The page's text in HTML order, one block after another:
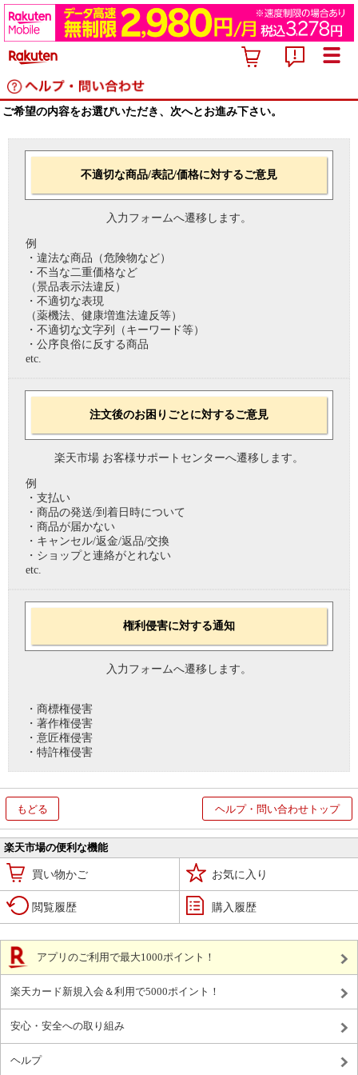
ご希望の内容をお選びいただき、次へとお進み下さい。
不適切な商品/表記/価格に対するご意見
入力フォームへ遷移します。
例
・違法な商品（危険物など）
・不当な二重価格など
（景品表示法違反）
・不適切な表現
（薬機法、健康増進法違反等）
・不適切な文字列（キーワード等）
・公序良俗に反する商品
etc.
注文後のお困りごとに対するご意見
楽天市場 お客様サポートセンターへ遷移します。
例
・支払い
・商品の発送/到着日時について
・商品が届かない
・キャンセル/返金/返品/交換
・ショップと連絡がとれない
etc.
権利侵害に対する通知
入力フォームへ遷移します。
・商標権侵害
・著作権侵害
・意匠権侵害
・特許権侵害
もどる ヘルプ・問い合わせトップ
楽天市場の便利な機能
買い物かご お気に入り
閲覧履歴 購入履歴
アプリのご利用で最大1000ポイント！
楽天カード新規入会＆利用で5000ポイント！
安心・安全への取り組み
ヘルプ